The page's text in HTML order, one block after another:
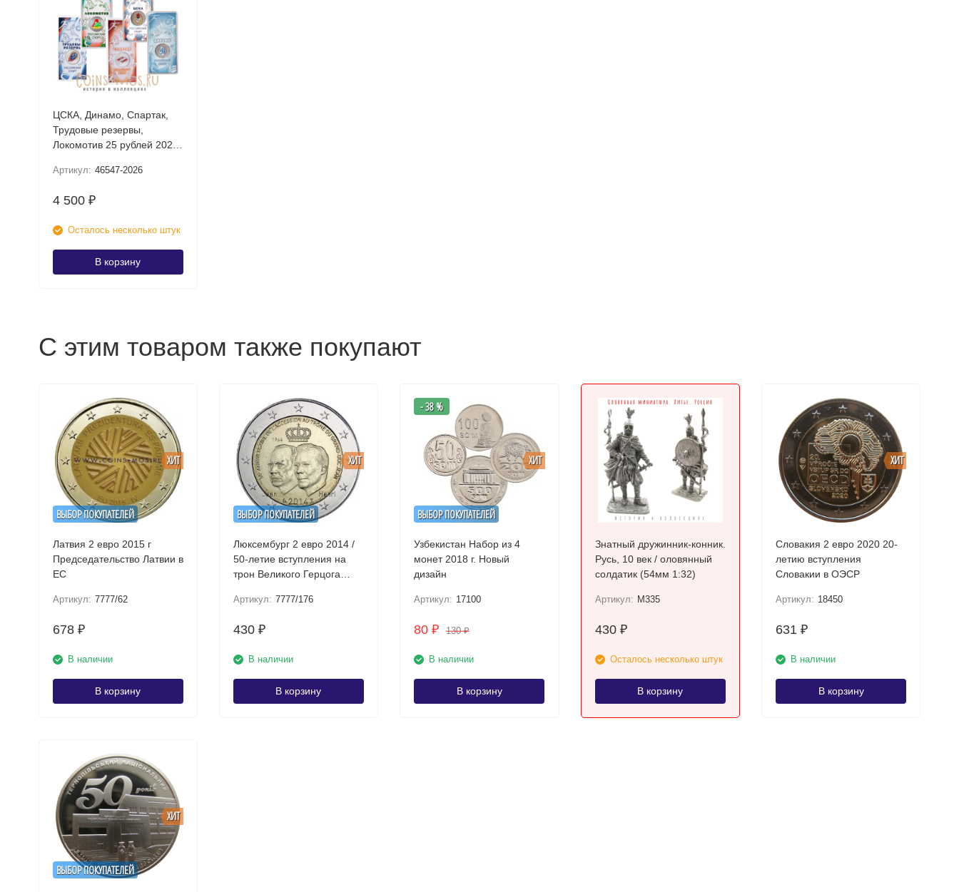
ЦСКА, Динамо, Спартак,
Трудовые резервы,
Локомотив 25 рублей 2026
Набор цветных монет в
Артикул: 46547-2026
4 500 ₽
Осталось несколько штук
В корзину
С этим товаром также покупают
ВЫБОР ПОКУПАТЕЛЕЙ
ХИТ
Латвия 2 евро 2015 г
Председательство Латвии в
ЕС
Артикул: 7777/62
678 ₽
В наличии
В корзину
ВЫБОР ПОКУПАТЕЛЕЙ
ХИТ
Люксембург 2 евро 2014 /
50-летие вступления на
трон Великого Герцога
Артикул: 7777/176
430 ₽
В наличии
В корзину
ВЫБОР ПОКУПАТЕЛЕЙ
ХИТ
- 38 %
Узбекистан Набор из 4
монет 2018 г. Новый
дизайн
Артикул: 17100
80₽ 130₽
В наличии
В корзину
Знатный дружинник-конник.
Русь, 10 век / оловянный
солдатик (54мм 1:32)
Артикул: M335
430 ₽
Осталось несколько штук
В корзину
ХИТ
Словакия 2 евро 2020 20-
летию вступления
Словакии в ОЭСР
Артикул: 18450
631₽
В наличии
В корзину
ВЫБОР ПОКУПАТЕЛЕЙ
ХИТ